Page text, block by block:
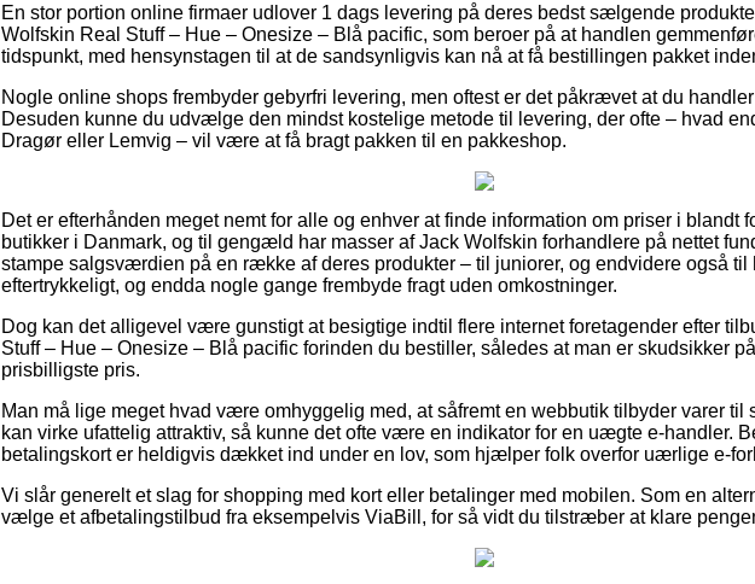
En stor portion online firmaer udlover 1 dags levering på deres bedst sælgende
Wolfskin Real Stuff – Hue – Onesize – Blå pacific, som beroer på at handlen
tidspunkt, med hensynstagen til at de sandsynligvis kan nå at få bestillingen pakket
Nogle online shops frembyder gebyrfri levering, men oftest er det påkrævet at du
Desuden kunne du udvælge den mindst kostelige metode til levering, der ofte – hvad
Dragør eller Lemvig – vil være at få bragt pakken til en pakkeshop.
Det er efterhånden meget nemt for alle og enhver at finde information om priser i blandt
butikker i Danmark, og til gengæld har masser af Jack Wolfskin forhandlere på nettet
stampe salgsværdien på en række af deres produkter – til juniorer, og endvidere også til
eftertrykkeligt, og endda nogle gange frembyde fragt uden omkostninger.
Dog kan det alligevel være gunstigt at besigtige indtil flere internet foretagender efter
Stuff – Hue – Onesize – Blå pacific forinden du bestiller, således at man er skudsikker
prisbilligste pris.
Man må lige meget hvad være omhyggelig med, at såfremt en webbutik tilbyder varer til
kan virke ufattelig attraktiv, så kunne det ofte være en indikator for en uægte e-handler.
betalingskort er heldigvis dækket ind under en lov, som hjælper folk overfor uærlige e-
Vi slår generelt et slag for shopping med kort eller betalinger med mobilen. Som en
vælge et afbetalingstilbud fra eksempelvis ViaBill, for så vidt du tilstræber at klare